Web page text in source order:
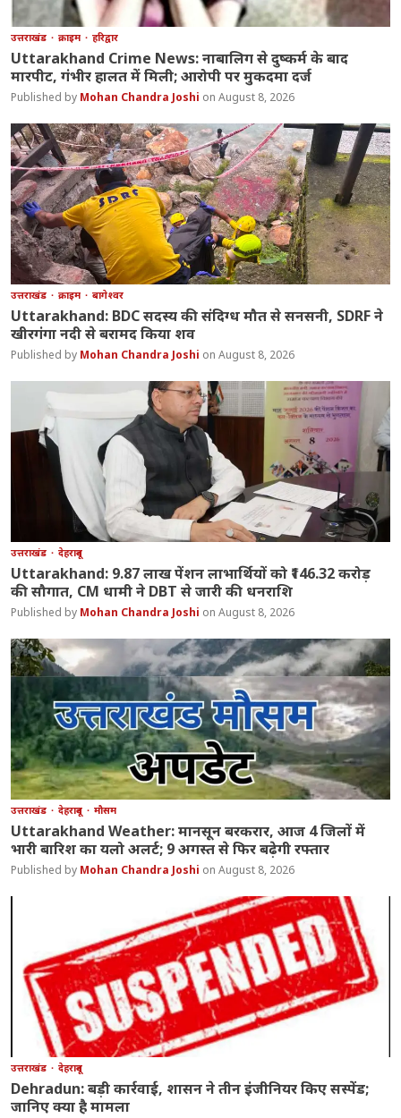
उत्तराखंड क्राइम हरिद्वार
Uttarakhand Crime News: नाबालिग से दुष्कर्म के बाद
मारपीट, गंभीर हालत में मिली; आरोपी पर मुकदमा दर्ज
Mohan Chandra Joshi August 8, 2026
उत्तराखंड क्राइम बागेश्वर
Uttarakhand: BDC सदस्य की संदिग्ध मौत से सनसनी, SDRF ने
खीरगंगा नदी से बरामद किया शव
Mohan Chandra Joshi August 8, 2026
उत्तराखंड देहरादून
Uttarakhand: 9.87 लाख पेंशन लाभार्थियों को ₹146.32 करोड़
की सौगात, CM धामी ने DBT से जारी की धनराशि
Mohan Chandra Joshi August 8, 2026
उत्तराखंड देहरादून मौसम
Uttarakhand Weather: मानसून बरकरार, आज 4 जिलों में
भारी बारिश का यलो अलर्ट; 9 अगस्त से फिर बढ़ेगी रफ्तार
Mohan Chandra Joshi August 8, 2026
उत्तराखंड देहरादून
Dehradun: बड़ी कार्रवाई, शासन ने तीन इंजीनियर किए सस्पेंड;
जानिए क्या है मामला